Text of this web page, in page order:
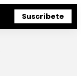
Suscríbete